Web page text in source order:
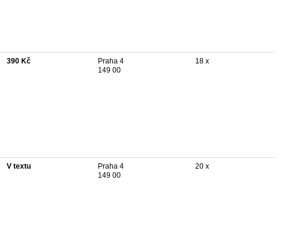
390 Kč
Praha 4
149 00
18 x
V textu
Praha 4
149 00
20 x